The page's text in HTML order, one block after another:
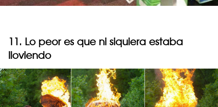
11. Lo peor es que ni siquiera estaba
lloviendo